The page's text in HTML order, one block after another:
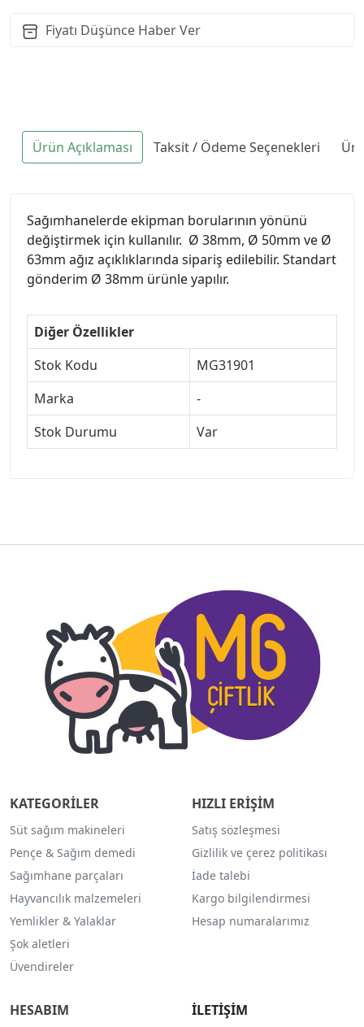
Fiyatı Düşünce Haber Ver
Ürün Açıklaması Taksit / Ödeme Seçenekleri
Sağımhanelerde ekipman borularının yönünü
değiştirmek için kullanılır. Ø 38mm, Ø 50mm ve Ø
63mm ağız açıklıklarında sipariş edilebilir. Standart
gönderim Ø 38mm ürünle yapılır.
Diğer Özellikler
Stok Kodu
MG31901
Marka
-
Stok Durumu
Var
KATEGORİLER
Süt sağım makineleri
Pençe & Sağım demedi
Sağımhane parçaları
Hayvancılık malzemeleri
Yemlikler & Yalaklar
Şok aletleri
Üvendireler
HIZLI ERİŞİM
Satış sözleşmesi
Gizlilik ve çerez politikası
İade talebi
Kargo bilgilendirmesi
Hesap numaralarımız
HESABIM İLETİŞİM